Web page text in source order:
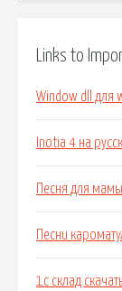
Links to
Window dll для
Inotia 4 на
Песня для
Песни
1с склад